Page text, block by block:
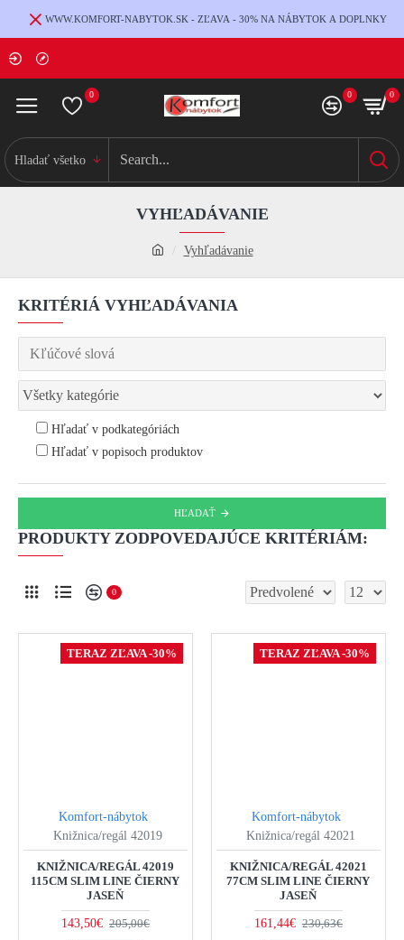
WWW.KOMFORT-NABYTOK.SK - ZĽAVA - 30% NA NÁBYTOK A DOPLNKY
0 0 0
Hladať všetko
Vyhľadávanie
VYHĽADÁVANIE
KRITÉRIÁ VYHĽADÁVANIA
Hľadať v podkategóriách
Hľadať v popisoch produktov
HĽADAŤ
PRODUKTY ZODPOVEDAJÚCE KRITÉRIÁM:
0
TERAZ ZĽAVA -30%
Komfort-nábytok
Knižnica/regál 42019
KNIŽNICA/REGÁL 42019
115CM SLIM LINE ČIERNY
JASEŇ
143,50€ 205,00€
TERAZ ZĽAVA -30%
Komfort-nábytok
Knižnica/regál 42021
KNIŽNICA/REGÁL 42021
77CM SLIM LINE ČIERNY
JASEŇ
161,44€ 230,63€